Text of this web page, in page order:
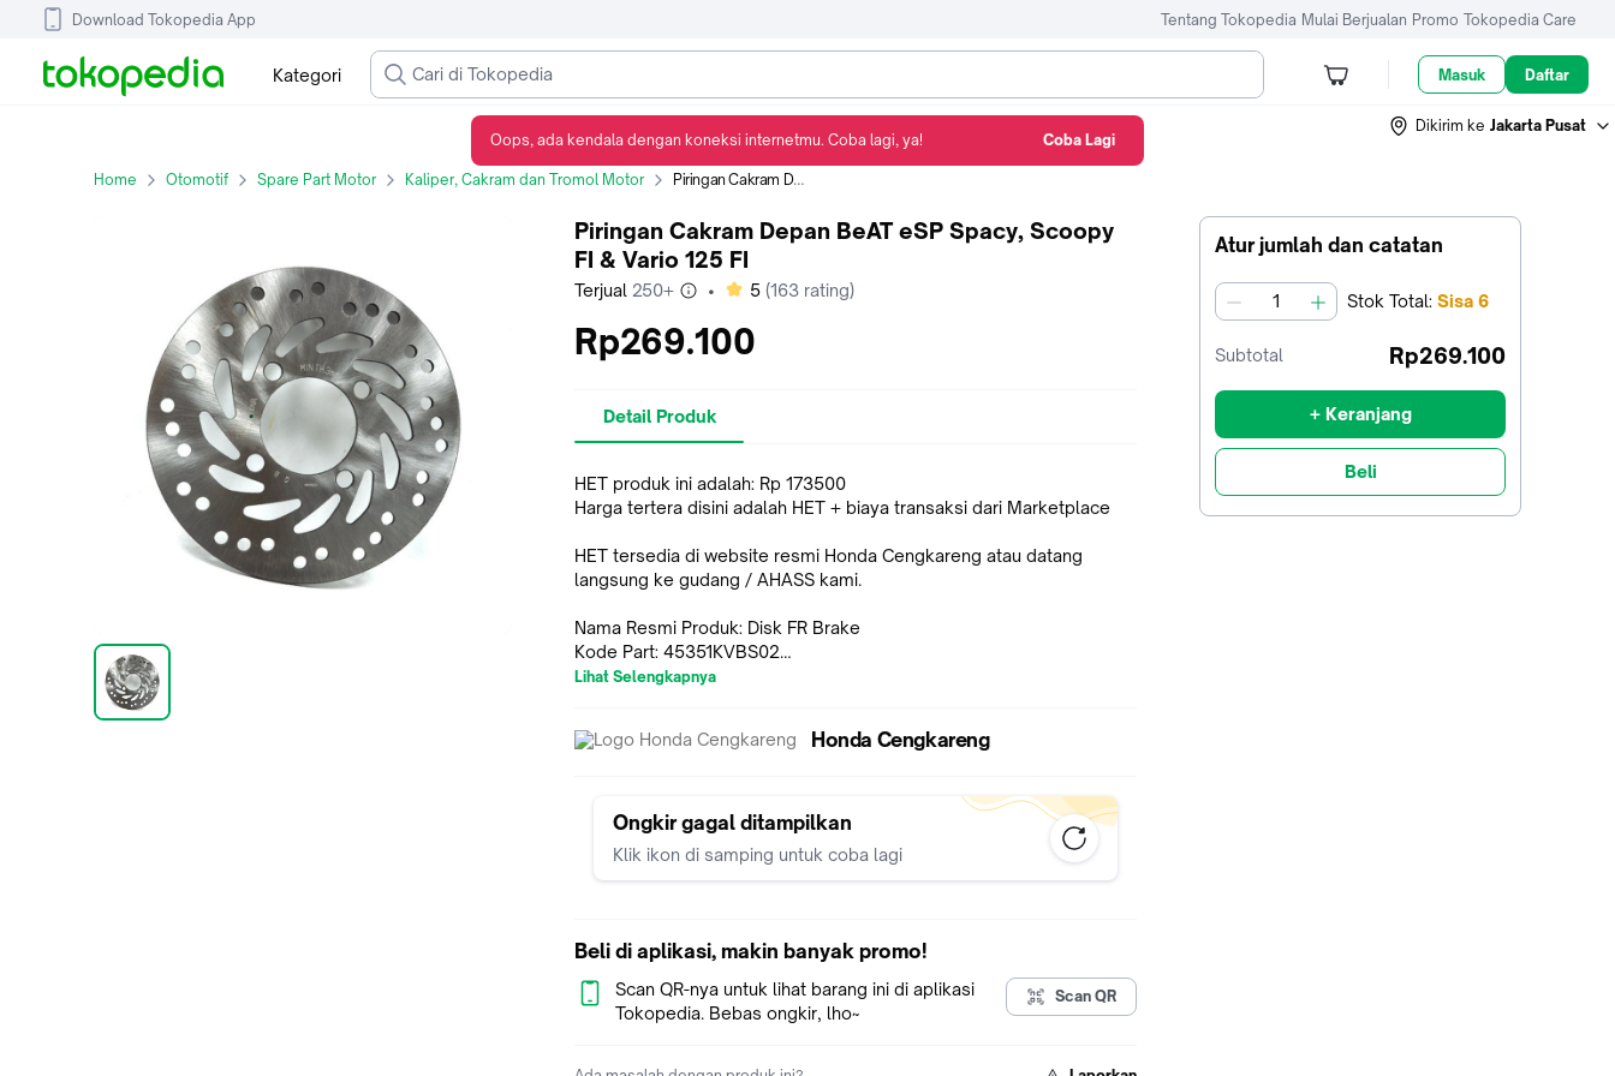
Download Tokopedia App Tentang Tokopedia Mulai Berjualan Promo Tokopedia Care
Kategori Masuk Daftar
Dikirim ke Jakarta Pusat
Home Otomotif Spare Part Motor Kaliper, Cakram dan Tromol Motor Piringan Cakram Depan BeAT eSP Spacy, Scoopy FI & Vario 125 FI
Atur jumlah dan catatan
jumlah Stok Total: Sisa 6
Subtotal Rp269.100
+ Keranjang
Beli
Piringan Cakram Depan BeAT eSP Spacy, Scoopy
FI & Vario 125 FI
Terjual 250+ • bintang
5 (163 rating)
Rp269.100
Detail Produk
HET produk ini adalah: Rp 173500
Harga tertera disini adalah HET + biaya transaksi dari Marketplace
HET tersedia di website resmi Honda Cengkareng atau datang
langsung ke gudang / AHASS kami.
Nama Resmi Produk: Disk FR Brake
Kode Part: 45351KVBS02
Kategori: Disk (Cakram)
BeAT FI CBS K25 (2012 - 2014)
BeAT Sporty eSP K81 (2016 - 2020)
Genio (2019 - 2022)
Scoopy eSP K16R (2015 - 2017)
Spacy Karburator (2011 - 2013)
Stylo 160 (2024 - Sekarang)
Vario 125 eSP K60 (2015 - 2018)
Vario 125 eSP K60R (2018 - 2022)
Lihat Selengkapnya
Honda Cengkareng
Ongkir gagal ditampilkan
Klik ikon di samping untuk coba lagi
Beli di aplikasi, makin banyak promo!
Scan QR-nya untuk lihat barang ini di aplikasi
Tokopedia. Bebas ongkir, lho~
Scan QR
Oops, ada kendala dengan koneksi internetmu. Coba lagi, ya! Coba Lagi